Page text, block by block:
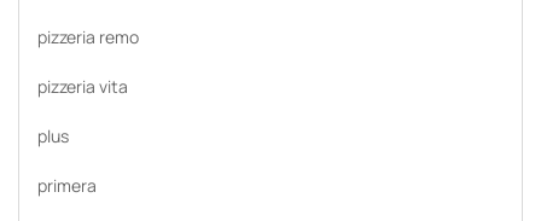
pizzeria remo
pizzeria vita
plus
primera